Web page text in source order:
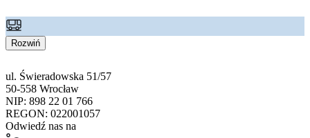
Rozwiń
ul. Świeradowska 51/57
50-558 Wrocław
NIP: 898 22 01 766
REGON: 022001057
Odwiedź nas na